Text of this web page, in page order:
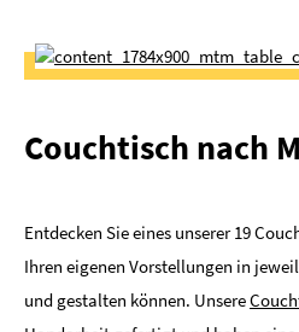
Couchtisch nach
Entdecken Sie eines unserer 19
Ihren eigenen Vorstellungen in
und gestalten können. Unsere